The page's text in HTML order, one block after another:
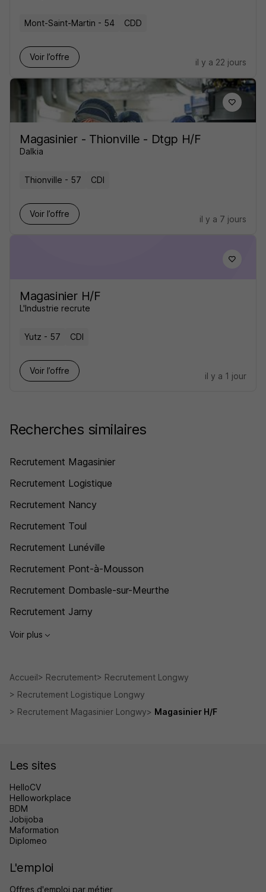
Mont-Saint-Martin - 54 CDD
Voir l’offre
il y a 22 jours
Magasinier - Thionville - Dtgp H/F
Dalkia
Thionville - 57 CDI
Voir l’offre
il y a 7 jours
Magasinier H/F
L'Industrie recrute
Yutz - 57 CDI
Voir l’offre
il y a 1 jour
Recherches similaires
Recrutement Magasinier
Recrutement Logistique
Recrutement Nancy
Recrutement Toul
Recrutement Lunéville
Recrutement Pont-à-Mousson
Recrutement Dombasle-sur-Meurthe
Recrutement Jarny
Voir plus
Accueil Recrutement
Recrutement Longwy
Recrutement Logistique Longwy
Recrutement Magasinier Longwy
Magasinier H/F
Les sites
HelloCV
Helloworkplace
BDM
Jobijoba
Maformation
Diplomeo
L'emploi
Offres d'emploi par métier